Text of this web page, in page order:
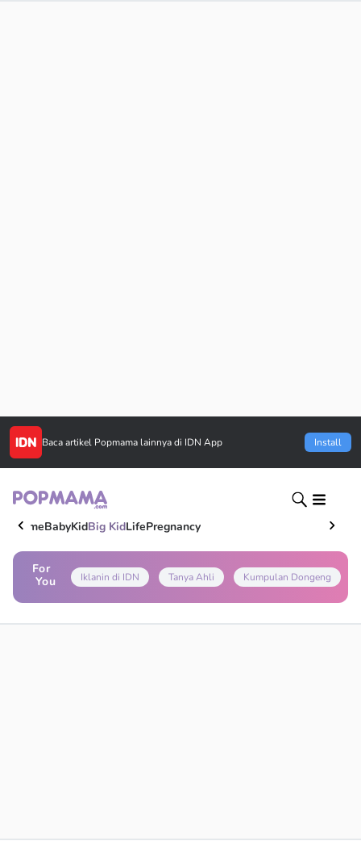
Baca artikel Popmama lainnya di IDN App Install
HomeBabyKidBig KidLifePregnancy
For
You
Iklanin di IDN Tanya Ahli Kumpulan Dongeng